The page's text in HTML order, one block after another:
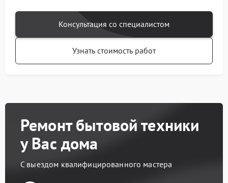
Консультация со специалистом
Узнать стоимость работ
Ремонт бытовой техники
у Вас дома
С выездом квалифицированного мастера